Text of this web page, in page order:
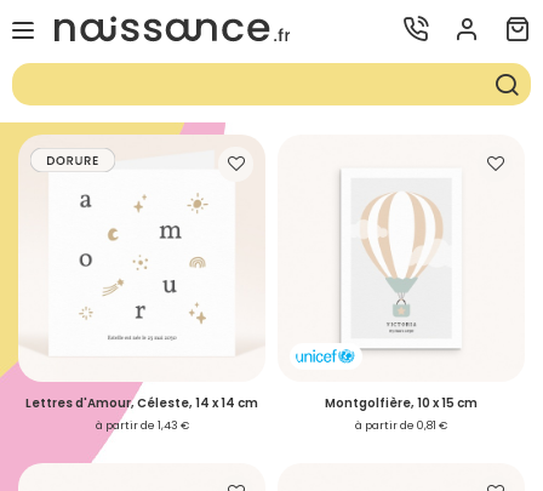
Lettres d'Amour, Céleste, 14 x 14 cm
à partir de 1,43 €
Montgolfière, 10 x 15 cm
à partir de 0,81 €